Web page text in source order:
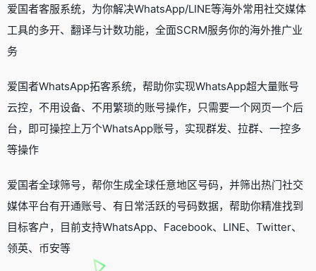
爱国者客服系统，为你解决WhatsApp/LINE等海外常用社交媒体
工具的多开、翻译与计数功能，全面SCRM服务你的海外推广业
务
爱国者WhatsApp拓客系统，帮助你实现WhatsApp超大量账号
云控，不用设备、不用繁琐的账号操作，只需要一个网页一个后
台，即可操控上万个WhatsApp账号，实现群发、拉群、一控多
等操作
爱国者全球筛号，帮你生成全球任意地区号码，并筛出热门社交
媒体平台有开通账号、有日常活跃的号码数据，帮助你精准找到
目标客户，目前支持WhatsApp、Facebook、LINE、Twitter、
领英、币安等